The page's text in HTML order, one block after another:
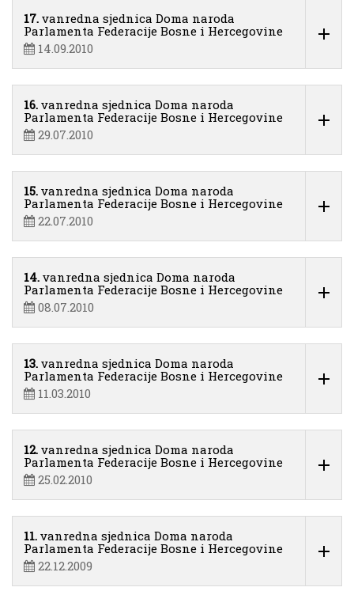
17. vanredna sjednica Doma naroda
Parlamenta Federacije Bosne i Hercegovine
14.09.2010
16. vanredna sjednica Doma naroda
Parlamenta Federacije Bosne i Hercegovine
29.07.2010
15. vanredna sjednica Doma naroda
Parlamenta Federacije Bosne i Hercegovine
22.07.2010
14. vanredna sjednica Doma naroda
Parlamenta Federacije Bosne i Hercegovine
08.07.2010
13. vanredna sjednica Doma naroda
Parlamenta Federacije Bosne i Hercegovine
11.03.2010
12. vanredna sjednica Doma naroda
Parlamenta Federacije Bosne i Hercegovine
25.02.2010
11. vanredna sjednica Doma naroda
Parlamenta Federacije Bosne i Hercegovine
22.12.2009